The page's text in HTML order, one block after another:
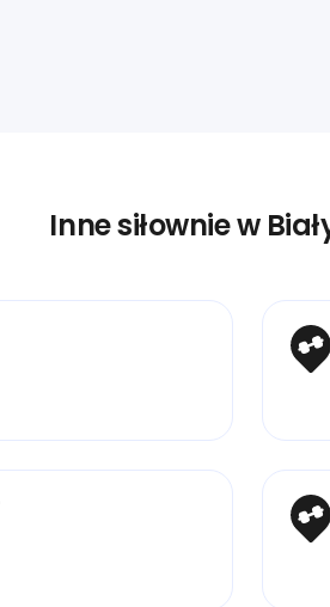
Inne siłownie w